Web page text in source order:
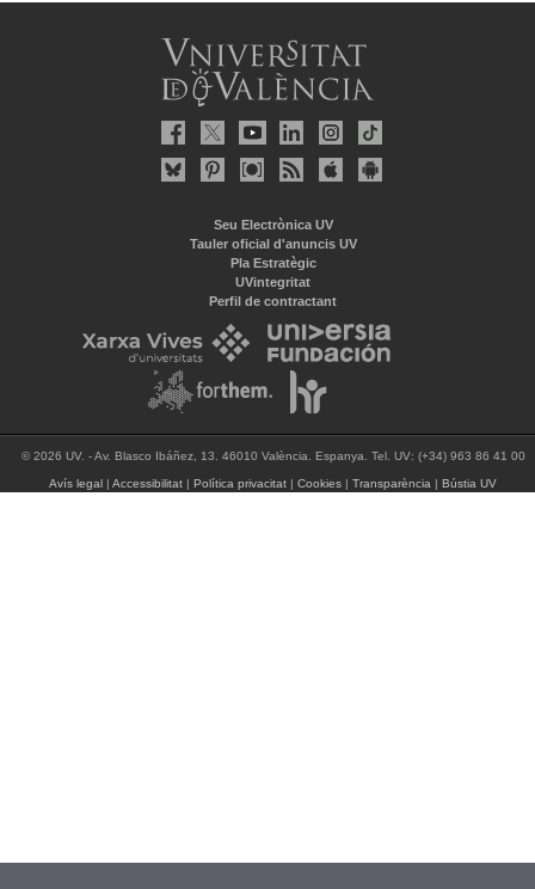
Seu Electrònica UV
Tauler oficial d'anuncis UV
Pla Estratègic
UVintegritat
Perfil de contractant
© 2026 UV. - Av. Blasco Ibáñez, 13. 46010 València. Espanya. Tel. UV: (+34) 963 86 41 00
Avís legal |Accessibilitat |Política privacitat |Cookies |Transparència |Bústia UV